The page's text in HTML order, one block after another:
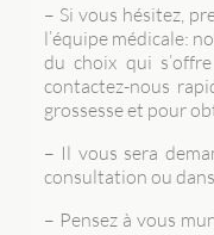
– Si vous hésitez,
l’équipe médicale:
du choix qui
contactez-nous
grossesse et pour
– Il vous sera
consultation ou
– Pensez à vous